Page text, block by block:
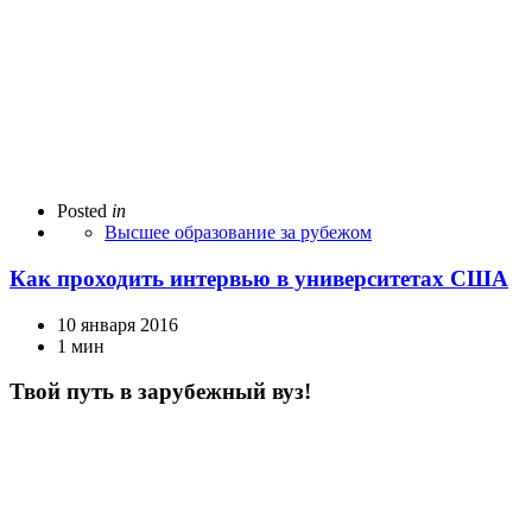
Posted in
Высшее образование за рубежом
Как проходить интервью в университетах США
10 января 2016
1 мин
Твой путь в зарубежный вуз!